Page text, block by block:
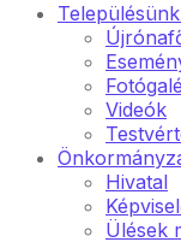
Videók
Hivatal
Ülések